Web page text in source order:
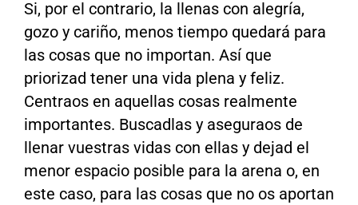
Si, por el contrario, la llenas con alegría,
gozo y cariño, menos tiempo quedará para
las cosas que no importan. Así que
priorizad tener una vida plena y feliz.
Centraos en aquellas cosas realmente
importantes. Buscadlas y aseguraos de
llenar vuestras vidas con ellas y dejad el
menor espacio posible para la arena o, en
este caso, para las cosas que no os aportan